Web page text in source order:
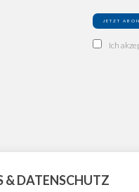
Ich
& DATENSCHUTZ